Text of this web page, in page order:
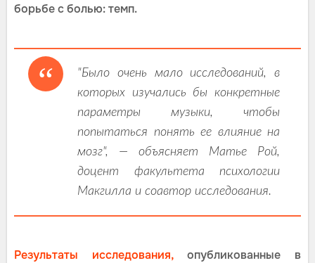
борьбе с болью: темп.
"Было очень мало исследований, в
которых изучались бы конкретные
параметры музыки, чтобы
попытаться понять ее влияние на
мозг", — объясняет Матье Рой,
доцент факультета психологии
Макгилла и соавтор исследования.
Результаты исследования,опубликованные в